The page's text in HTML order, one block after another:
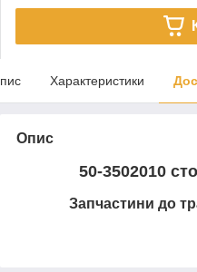
Характеристики
Опис
50-3502010
Запчастини до